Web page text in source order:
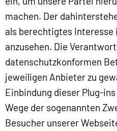
machen. Der
als berechtigtes Interesse
anzusehen. Die
datenschutzkonformen
jeweiligen Anbieter zu
Einbindung dieser Plug-
Wege der sogenannten
Besucher unserer